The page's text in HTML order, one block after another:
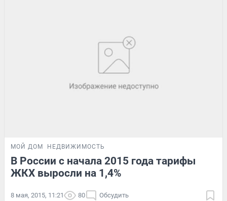
МОЙ ДОМ НЕДВИЖИМОСТЬ
В России с начала 2015 года тарифы
ЖКХ выросли на 1,4%
8 мая, 2015, 11:21 80 Обсудить